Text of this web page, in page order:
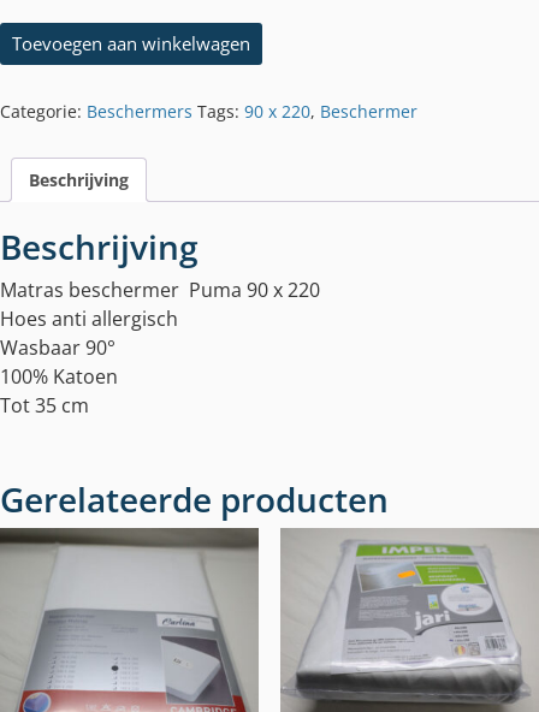
Matras
beschermer
90
220
aantal
Toevoegen aan winkelwagen
Categorie: Beschermers Tags: 90 x 220, Beschermer
Beschrijving
Beschrijving
Matras beschermer Puma 90 x 220
Hoes anti allergisch
Wasbaar 90°
100% Katoen
Tot 35 cm
Gerelateerde producten